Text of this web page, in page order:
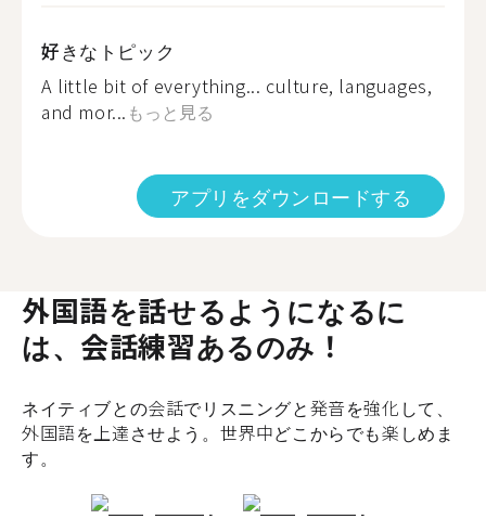
好きなトピック
A little bit of everything... culture, languages,
and mor... もっと見る
アプリをダウンロードする
外国語を話せるようになるに
は、会話練習あるのみ！
ネイティブとの会話でリスニングと発音を強化して、
外国語を上達させよう。世界中どこからでも楽しめま
す。